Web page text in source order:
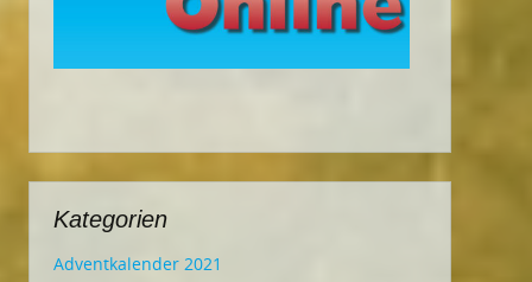
Kategorien
Adventkalender 2021